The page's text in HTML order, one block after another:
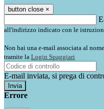
button close ×
all'indirizzo indicato con le
Non hai una e-mail associata al
tramite la Login Spaggiari
E-mail inviata, si prega di
Errore